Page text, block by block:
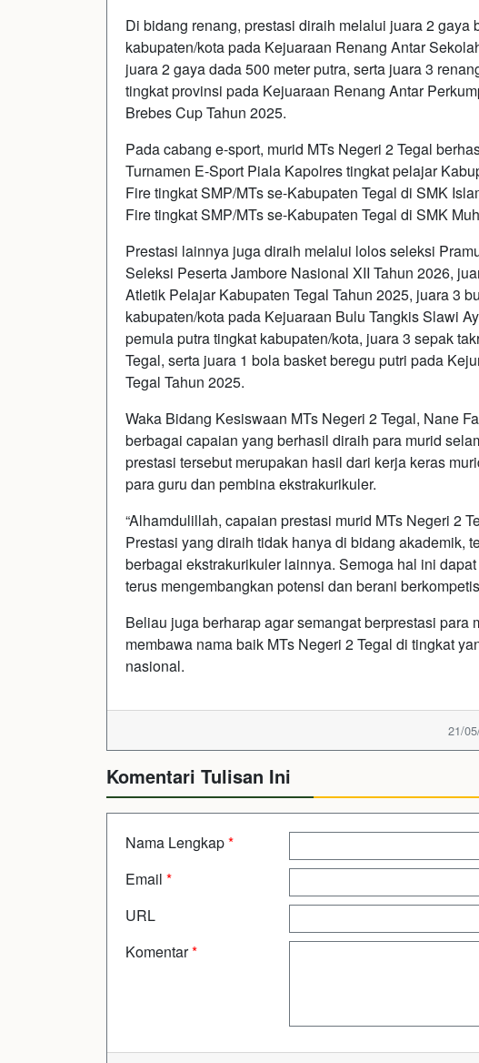
Di bidang renang, prestasi diraih melalui juara 2 gaya
kabupaten/kota pada Kejuaraan Renang Antar
juara 2 gaya dada 500 meter putra, serta juara 3
tingkat provinsi pada Kejuaraan Renang Antar
Brebes Cup Tahun 2025.
Pada cabang e-sport, murid MTs Negeri 2 Tegal
Turnamen E-Sport Piala Kapolres tingkat pelajar
Fire tingkat SMP/MTs se-Kabupaten Tegal di SMK
Fire tingkat SMP/MTs se-Kabupaten Tegal di SMK
Prestasi lainnya juga diraih melalui lolos seleksi
Seleksi Peserta Jambore Nasional XII Tahun 2026,
Atletik Pelajar Kabupaten Tegal Tahun 2025, juara 3
kabupaten/kota pada Kejuaraan Bulu Tangkis Slawi
pemula putra tingkat kabupaten/kota, juara 3 sepak
Tegal, serta juara 1 bola basket beregu putri pada
Tegal Tahun 2025.
Waka Bidang Kesiswaan MTs Negeri 2 Tegal, Nane
berbagai capaian yang berhasil diraih para murid
prestasi tersebut merupakan hasil dari kerja keras
para guru dan pembina ekstrakurikuler.
“Alhamdulillah, capaian prestasi murid MTs Negeri 2
Prestasi yang diraih tidak hanya di bidang akademik,
berbagai ekstrakurikuler lainnya. Semoga hal ini
terus mengembangkan potensi dan berani
Beliau juga berharap agar semangat berprestasi para
membawa nama baik MTs Negeri 2 Tegal di tingkat
nasional.
21/
Komentari Tulisan Ini
Nama Lengkap*
Email *
URL
Komentar*